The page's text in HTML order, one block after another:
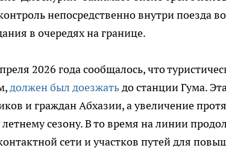
непосредственно внутри поезда
в очередях на границе.
2026 года сообщалось, что
должен был доезжатьдо станции Гума.
и граждан Абхазии, а увеличение
сезону. В то время на линии
сети и участков путей для